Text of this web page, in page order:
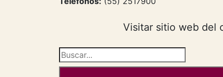
Visitar sitio web del